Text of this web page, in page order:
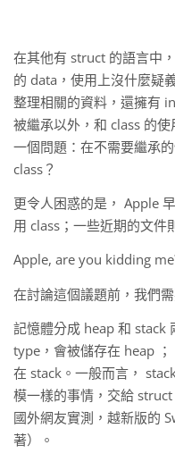
在其他有 struct 的語言中
的 data，使用上沒什麼疑
整理相關的資料，還擁有
被繼承以外，和 class 的
一個問題：在不需要繼承
class？
更令人困惑的是， Apple
用 class；一些近期的文件
Apple, are you kidding
在討論這個議題前，我們
記憶體分成 heap 和 stack
type，會被儲存在 heap
在 stack。一般而言，
模一樣的事情，交給
國外網友實測，越新版的
著）。